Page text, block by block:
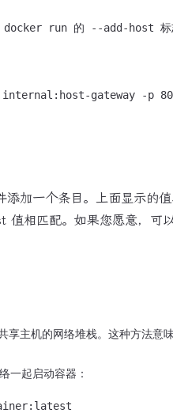
加一个条目。上面显示的
相匹配。如果您愿意，可
主机的网络堆栈。这种方法意